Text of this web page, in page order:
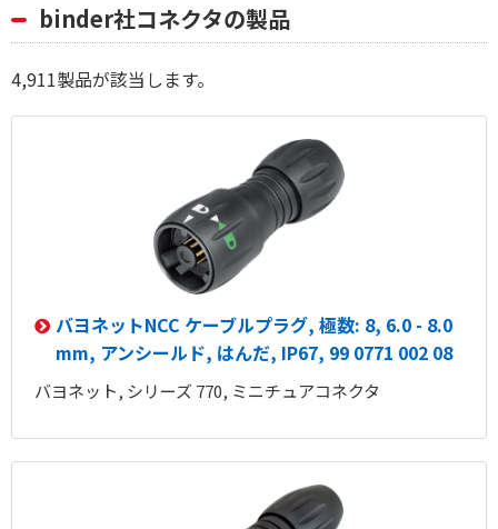
binder社コネクタの製品
4,911製品が該当します。
バヨネットNCC ケーブルプラグ, 極数: 8, 6.0 - 8.0
mm, アンシールド, はんだ, IP67, 99 0771 002 08
バヨネット, シリーズ 770, ミニチュアコネクタ